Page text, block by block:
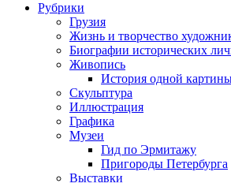
Рубрики
Грузия
Жизнь и творчество
Биографии исторических
Живопись
История одной
Скульптура
Иллюстрация
Графика
Музеи
Гид по Эрмитажу
Пригороды Петербурга
Выставки